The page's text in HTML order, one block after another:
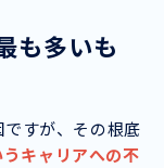
も多いも
すが、その根底
うキャリアへの不